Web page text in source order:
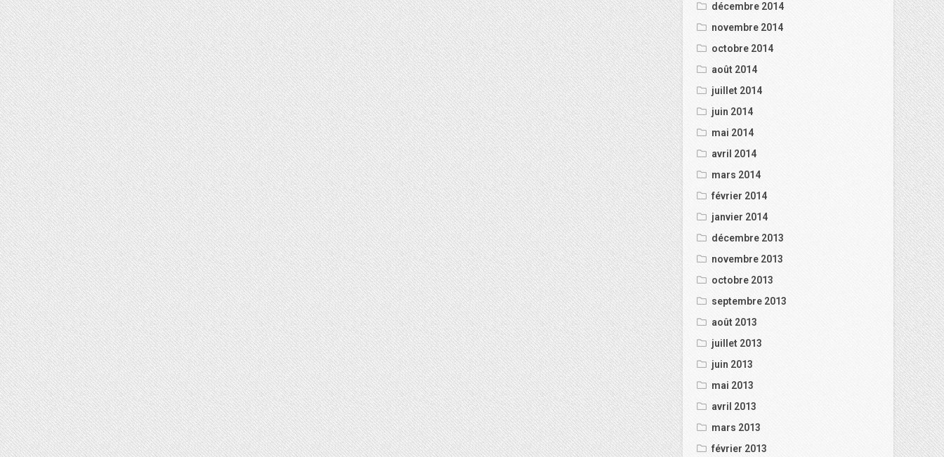
décembre 2014
novembre 2014
octobre 2014
août 2014
juillet 2014
juin 2014
mai 2014
avril 2014
mars 2014
février 2014
janvier 2014
décembre 2013
novembre 2013
octobre 2013
septembre 2013
août 2013
juillet 2013
juin 2013
mai 2013
avril 2013
mars 2013
février 2013